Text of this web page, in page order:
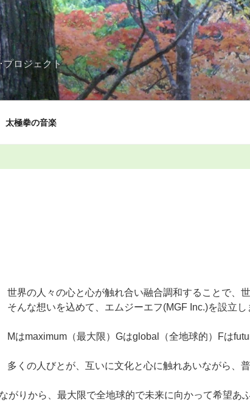
プロジェクト
太極拳の音楽
世界の人々の心と心が触れ合い融合調和することで、
そんな想いを込めて、エムジーエフ(MGF Inc.)を設立し
Mはmaximum（最大限）Gはglobal（全地球的）Fは
多くの人びとが、互いに文化と心に触れあいながら、
がりから、最大限で全地球的で未来に向かって希望あ